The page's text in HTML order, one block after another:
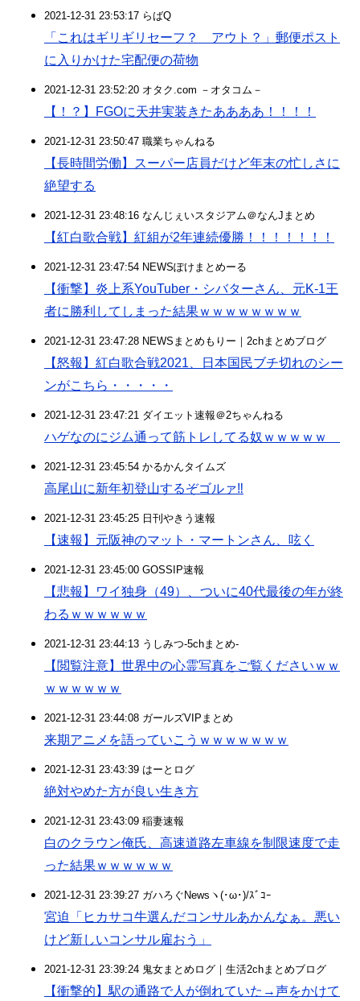
2021-12-31 23:53:17 らばQ
「これはギリギリセーフ？ アウト？」郵便ポスト
に入りかけた宅配便の荷物
2021-12-31 23:52:20 オタク.com －オタコム－
【！？】FGOに天井実装きたああああ！！！！
2021-12-31 23:50:47 職業ちゃんねる
【長時間労働】スーパー店員だけど年末の忙しさに
絶望する
2021-12-31 23:48:16 なんじぇいスタジアム＠なんJまとめ
【紅白歌合戦】紅組が2年連続優勝！！！！！！！
2021-12-31 23:47:54 NEWSぽけまとめーる
【衝撃】炎上系YouTuber・シバターさん、元K-1王
者に勝利してしまった結果ｗｗｗｗｗｗｗｗ
2021-12-31 23:47:28 NEWSまとめもりー｜2chまとめブログ
【怒報】紅白歌合戦2021、日本国民ブチ切れのシー
ンがこちら・・・・・
2021-12-31 23:47:21 ダイエット速報＠2ちゃんねる
ハゲなのにジム通って筋トレしてる奴ｗｗｗｗｗ
2021-12-31 23:45:54 かるかんタイムズ
高尾山に新年初登山するぞゴルァ‼︎
2021-12-31 23:45:25 日刊やきう速報
【速報】元阪神のマット・マートンさん、呟く
2021-12-31 23:45:00 GOSSIP速報
【悲報】ワイ独身（49）、ついに40代最後の年が終
わるｗｗｗｗｗｗ
2021-12-31 23:44:13 うしみつ-5chまとめ-
【閲覧注意】世界中の心霊写真をご覧くださいｗｗ
ｗｗｗｗｗｗ
2021-12-31 23:44:08 ガールズVIPまとめ
来期アニメを語っていこうｗｗｗｗｗｗｗ
2021-12-31 23:43:39 はーとログ
絶対やめた方が良い生き方
2021-12-31 23:43:09 稲妻速報
白のクラウン俺氏、高速道路左車線を制限速度で走
った結果ｗｗｗｗｗｗ
2021-12-31 23:39:27 ガハろぐNewsヽ(･ω･)/ｽﾞｺｰ
宮迫「ヒカサコ牛選んだコンサルあかんなぁ。悪い
けど新しいコンサル雇おう」
2021-12-31 23:39:24 鬼女まとめログ｜生活2chまとめブログ
【衝撃的】駅の通路で人が倒れていた→声をかけて